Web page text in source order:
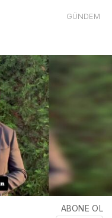
GÜNDEM
ABONE OL